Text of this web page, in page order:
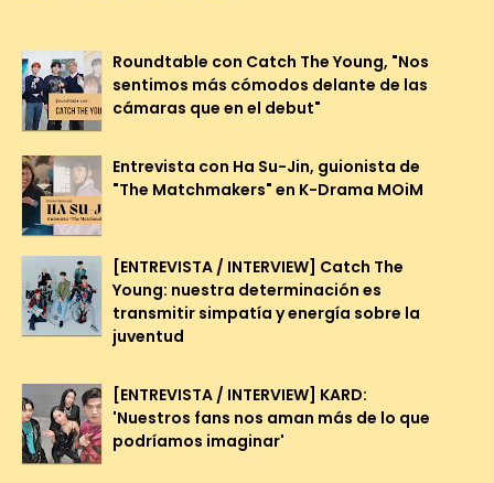
Roundtable con Catch The Young, "Nos
sentimos más cómodos delante de las
cámaras que en el debut"
Entrevista con Ha Su-Jin, guionista de
"The Matchmakers" en K-Drama MOiM
[ENTREVISTA / INTERVIEW] Catch The
Young: nuestra determinación es
transmitir simpatía y energía sobre la
juventud
[ENTREVISTA / INTERVIEW] KARD:
'Nuestros fans nos aman más de lo que
podríamos imaginar'